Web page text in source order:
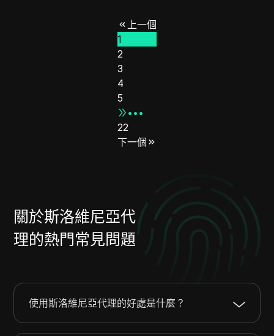
上一個
1
2
3
4
5
•••
22
下一個
關於斯洛維尼亞代
理的熱門常見問題
使用斯洛維尼亞代理的好處是什麼？